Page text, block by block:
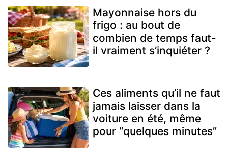
Mayonnaise hors du
frigo : au bout de
combien de temps faut-
il vraiment s’inquiéter ?
Ces aliments qu’il ne faut
jamais laisser dans la
voiture en été, même
pour “quelques minutes”